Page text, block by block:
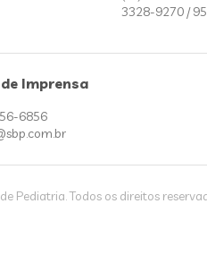
3328-9270 /
Imprensa
6856
Pediatria. Todos os direitos